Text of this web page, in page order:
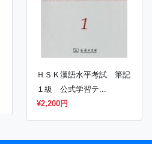
ＨＳＫ漢語水平考試 筆記
１級 公式学習テ...
¥2,200円